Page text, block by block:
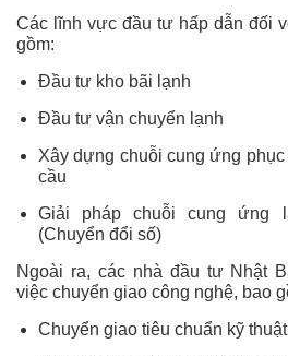
Các lĩnh vực đầu tư hấp dẫn đối
gồm:
Đầu tư kho bãi lạnh
Đầu tư vận chuyển lạnh
Xây dựng chuỗi cung ứng
cầu
Giải pháp chuỗi cung ứng
(Chuyển đổi số)
Ngoài ra, các nhà đầu tư Nhật
việc chuyển giao công nghệ, bao
Chuyển giao tiêu chuẩn kỹ